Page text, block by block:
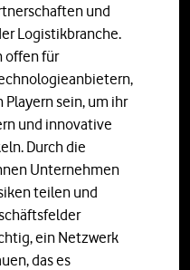
und
Logistikbranche.
offen für
sein, um ihr
und innovative
Durch die
Unternehmen
teilen und
ein Netzwerk
das es